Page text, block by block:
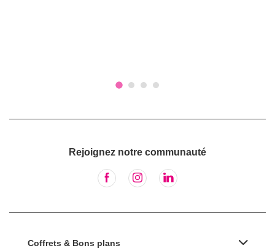
Rejoignez notre communauté
Coffrets & Bons plans